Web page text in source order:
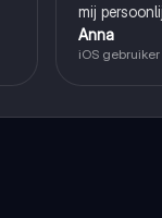
mij
Anna
iOS gebruiker